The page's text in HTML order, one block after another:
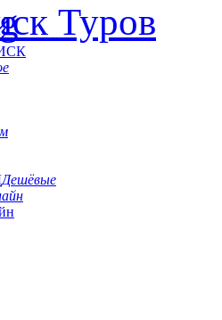
Туров
Дешёвые